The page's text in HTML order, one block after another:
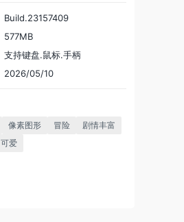
Build.23157409
577MB
支持键盘.鼠标.手柄
2026/05/10
像素图形 冒险
剧情丰富
可爱